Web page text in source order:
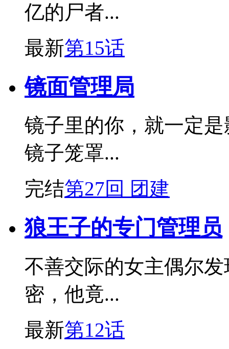
亿的尸者...
最新第15话
镜面管理局
镜子里的你，就一定
镜子笼罩...
完结第27回 团建
狼王子的专门管理员
不善交际的女主偶尔
密，他竟...
最新第12话